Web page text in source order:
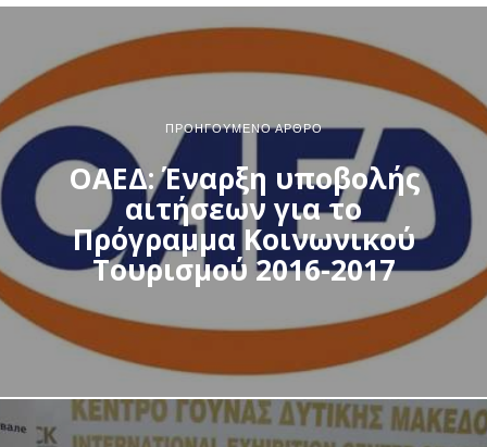
ΠΡΟΗΓΟΎΜΕΝΟ ΆΡΘΡΟ
ΟΑΕΔ: Έναρξη υποβολής
αιτήσεων για το
Πρόγραμμα Κοινωνικού
Τουρισμού 2016-2017